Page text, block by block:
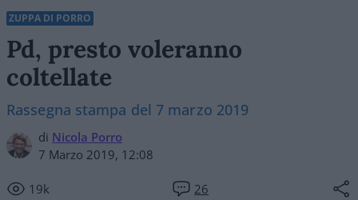
ZUPPA DI PORRO
Pd, presto voleranno
coltellate
Rassegna stampa del 7 marzo 2019
di Nicola Porro
7 Marzo 2019, 12:08
19k 26